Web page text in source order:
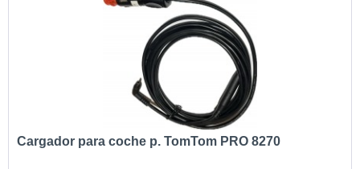
Cargador para coche p. TomTom PRO 8270